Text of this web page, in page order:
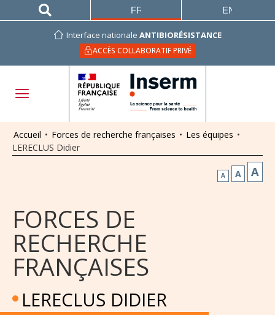
Interface nationale ANTIBIORÉSISTANCE
ACCÈS COLLABORATIF PRIVÉ
FRANÇAIS ENGLISH
Accueil • Forces de recherche françaises • Les équipes •
LERECLUS Didier
A A A
FORCES DE
RECHERCHE
FRANÇAISES
LERECLUS DIDIER